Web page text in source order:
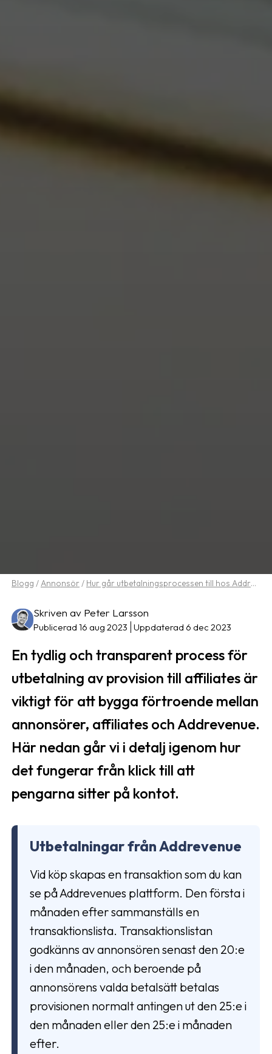
Blogg /Annonsör / Hur går utbetalningsprocessen till hos Addrevenue
Skriven av Peter Larsson
Publicerad 16 aug 2023 Uppdaterad 6 dec 2023
En tydlig och transparent process för
utbetalning av provision till affiliates är
viktigt för att bygga förtroende mellan
annonsörer, affiliates och Addrevenue.
Här nedan går vi i detalj igenom hur
det fungerar från klick till att
pengarna sitter på kontot.
Utbetalningar från Addrevenue
Vid köp skapas en transaktion som du kan
se på Addrevenues plattform. Den första i
månaden efter sammanställs en
transaktionslista. Transaktionslistan
godkänns av annonsören senast den 20:e
i den månaden, och beroende på
annonsörens valda betalsätt betalas
provisionen normalt antingen ut den 25:e i
den månaden eller den 25:e i månaden
efter.